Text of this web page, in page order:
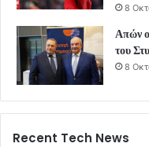
8
Απών
του
8
Recent Tech News